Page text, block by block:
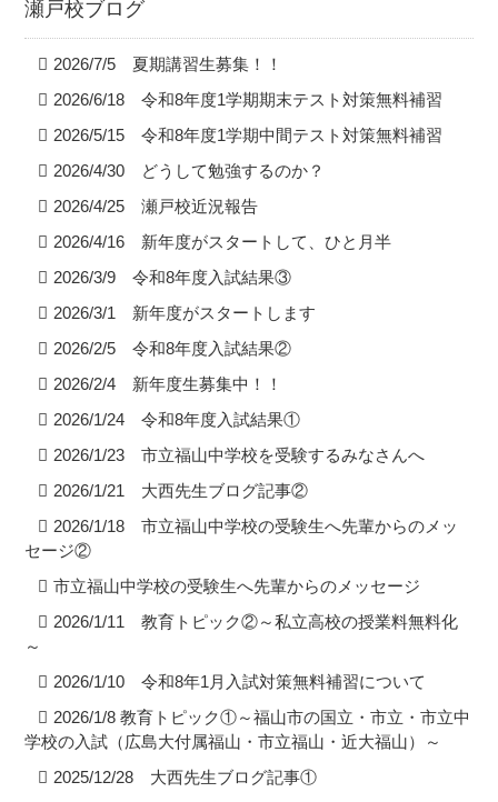
瀬戸校ブログ
2026/7/5 夏期講習生募集！！
2026/6/18 令和8年度1学期期末テスト対策無料補習
2026/5/15 令和8年度1学期中間テスト対策無料補習
2026/4/30 どうして勉強するのか？
2026/4/25 瀬戸校近況報告
2026/4/16 新年度がスタートして、ひと月半
2026/3/9 令和8年度入試結果③
2026/3/1 新年度がスタートします
2026/2/5 令和8年度入試結果②
2026/2/4 新年度生募集中！！
2026/1/24 令和8年度入試結果①
2026/1/23 市立福山中学校を受験するみなさんへ
2026/1/21 大西先生ブログ記事②
2026/1/18 市立福山中学校の受験生へ先輩からのメッ
セージ②
市立福山中学校の受験生へ先輩からのメッセージ
2026/1/11 教育トピック②～私立高校の授業料無料化
～
2026/1/10 令和8年1月入試対策無料補習について
2026/1/8 教育トピック①～福山市の国立・市立・市立中
学校の入試（広島大付属福山・市立福山・近大福山）～
2025/12/28 大西先生ブログ記事①